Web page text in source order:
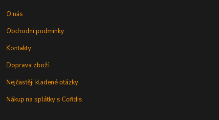
O nás
Obchodní podmínky
Kontakty
Doprava zboží
Nejčastěji kladené otázky
Nákup na splátky s Cofidis